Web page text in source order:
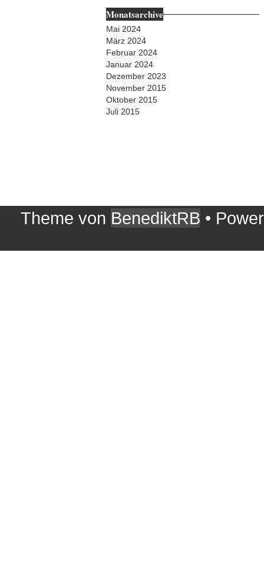
Monatsarchive
Mai 2024
März 2024
Februar 2024
Januar 2024
Dezember 2023
November 2015
Oktober 2015
Juli 2015
Theme von BenediktRB •